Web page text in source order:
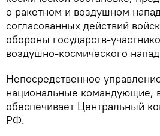
о ракетном и воздушном
согласованных действий
обороны государств-
воздушно-космического
Непосредственное
национальные командующие,
обеспечивает Центральный
РФ.